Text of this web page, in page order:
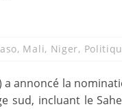
, Mali, Niger,
annoncé la
sud, incluant le